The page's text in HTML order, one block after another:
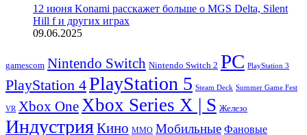
12 июня Konami расскажет больше о MGS Delta, Silent
Hill f и других играх
09.06.2025
gamescom Nintendo Switch Nintendo Switch 2 PC PlayStation 3
PlayStation 4PlayStation 5 Steam Deck Summer Game Fest
VR Xbox OneXbox Series X | S Железо
ИндустрияКино ММО Мобильные Фановые